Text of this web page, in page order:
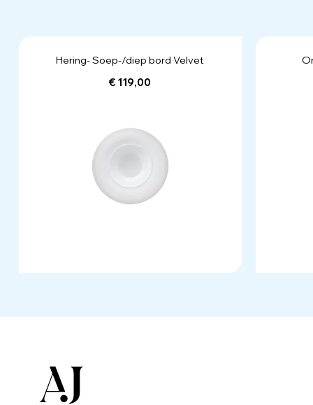
Hering- Soep-/diep bord Velvet
€ 119,00